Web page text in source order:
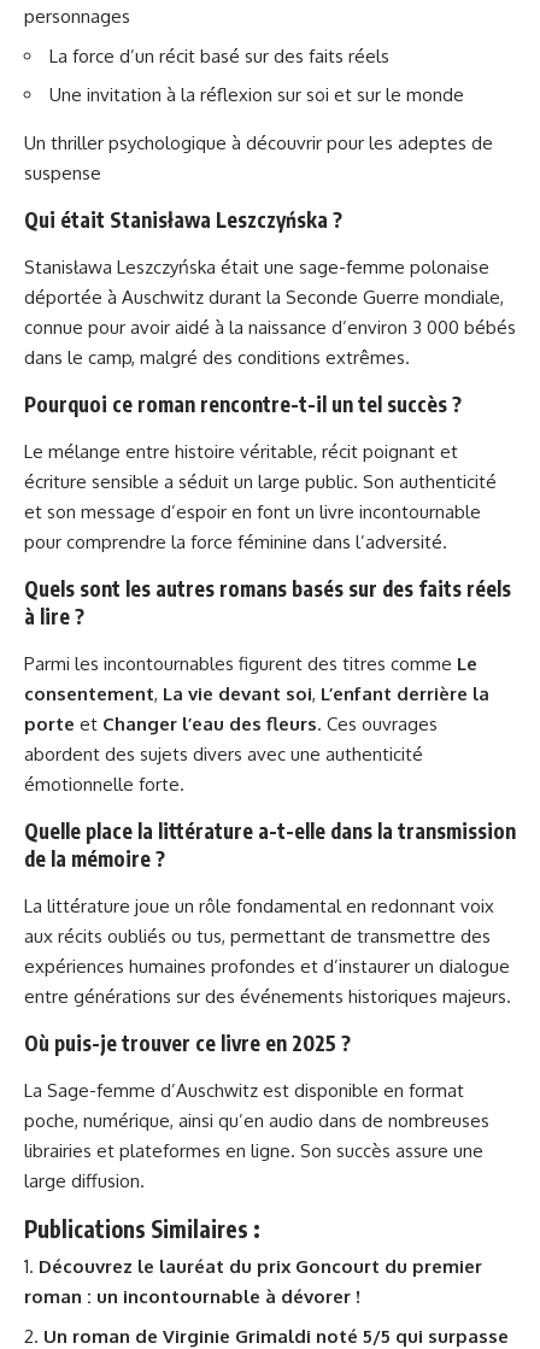
personnages
La force d’un récit basé sur des faits réels
Une invitation à la réflexion sur soi et sur le monde
Un thriller psychologique à découvrir pour les adeptes de
suspense
Qui était Stanisława Leszczyńska ?
Stanisława Leszczyńska était une sage-femme polonaise
déportée à Auschwitz durant la Seconde Guerre mondiale,
connue pour avoir aidé à la naissance d’environ 3 000 bébés
dans le camp, malgré des conditions extrêmes.
Pourquoi ce roman rencontre-t-il un tel succès ?
Le mélange entre histoire véritable, récit poignant et
écriture sensible a séduit un large public. Son authenticité
et son message d’espoir en font un livre incontournable
pour comprendre la force féminine dans l’adversité.
Quels sont les autres romans basés sur des faits réels
à lire ?
Parmi les incontournables figurent des titres comme Le
consentement, La vie devant soi, L’enfant derrière la
porte et Changer l’eau des fleurs. Ces ouvrages
abordent des sujets divers avec une authenticité
émotionnelle forte.
Quelle place la littérature a-t-elle dans la transmission
de la mémoire ?
La littérature joue un rôle fondamental en redonnant voix
aux récits oubliés ou tus, permettant de transmettre des
expériences humaines profondes et d’instaurer un dialogue
entre générations sur des événements historiques majeurs.
Où puis-je trouver ce livre en 2025 ?
La Sage-femme d’Auschwitz est disponible en format
poche, numérique, ainsi qu’en audio dans de nombreuses
librairies et plateformes en ligne. Son succès assure une
large diffusion.
Publications Similaires :
Découvrez le lauréat du prix Goncourt du premier
roman : un incontournable à dévorer !
Un roman de Virginie Grimaldi noté 5/5 qui surpasse